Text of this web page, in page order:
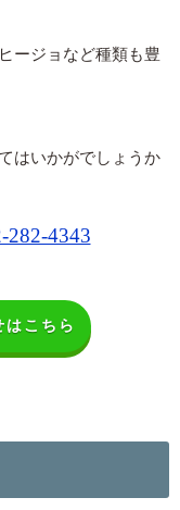
ージョなど種類も豊
はいかがでしょうか
282-4343
はこちら